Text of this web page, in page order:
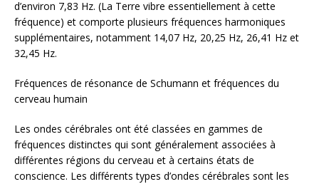
d’environ 7,83 Hz. (La Terre vibre essentiellement à cette
fréquence) et comporte plusieurs fréquences harmoniques
supplémentaires, notamment 14,07 Hz, 20,25 Hz, 26,41 Hz et
32,45 Hz.
Fréquences de résonance de Schumann et fréquences du
cerveau humain
Les ondes cérébrales ont été classées en gammes de
fréquences distinctes qui sont généralement associées à
différentes régions du cerveau et à certains états de
conscience. Les différents types d’ondes cérébrales sont les